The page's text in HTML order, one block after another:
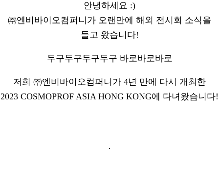
안녕하세요 :)
㈜엔비바이오컴퍼니가 오랜만에 해외 전시회 소식을
들고 왔습니다!
두구두구두구두구 바로바로바로
저희 ㈜엔비바이오컴퍼니가 4년 만에 다시 개최한
2023 COSMOPROF ASIA HONG KONG에 다녀왔습니다!